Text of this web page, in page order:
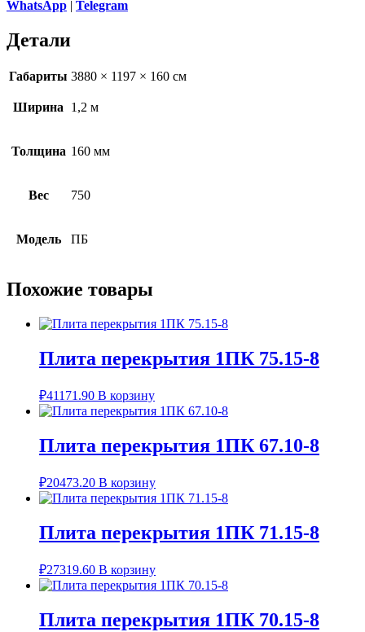
WhatsApp | Telegram
Детали
Габариты 3880 × 1197 × 160 см
Ширина 1,2 м
Толщина 160 мм
Вес 750
Модель ПБ
Похожие товары
Плита перекрытия 1ПК 75.15-8
₽41171.90 В корзину
Плита перекрытия 1ПК 67.10-8
₽20473.20 В корзину
Плита перекрытия 1ПК 71.15-8
₽27319.60 В корзину
Плита перекрытия 1ПК 70.15-8